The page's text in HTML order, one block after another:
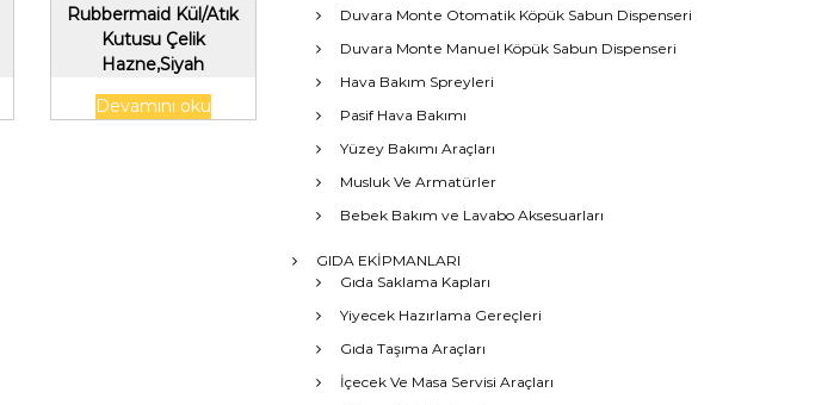
Rubbermaid Kül/Atık
Kutusu Çelik
Hazne,Siyah
Devamını oku
Duvara Monte Otomatik Köpük Sabun Dispenseri
Duvara Monte Manuel Köpük Sabun Dispenseri
Hava Bakım Spreyleri
Pasif Hava Bakımı
Yüzey Bakımı Araçları
Musluk Ve Armatürler
Bebek Bakım ve Lavabo Aksesuarları
GIDA EKİPMANLARI
Gıda Saklama Kapları
Yiyecek Hazırlama Gereçleri
Gıda Taşıma Araçları
İçecek Ve Masa Servisi Araçları